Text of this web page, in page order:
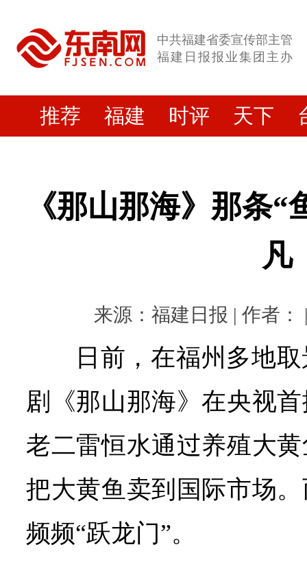
中共福建省委宣传部主管
福建日报报业集团主办
推荐 福建 时评 天下
《那山那海》那条
凡
来源：福建日报 | 作者：
日前，在福州多地
剧《那山那海》在央视
老二雷恒水通过养殖大
把大黄鱼卖到国际市场
频频“跃龙门”。